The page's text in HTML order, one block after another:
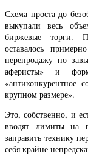
Схема проста до
выкупали весь
биржевые торги.
оставалось
перепродажу по
аферисты» и
«антиконкурентное
крупном размере».
Это, собственно, и
вводят лимиты на
заправить технику
себя крайне